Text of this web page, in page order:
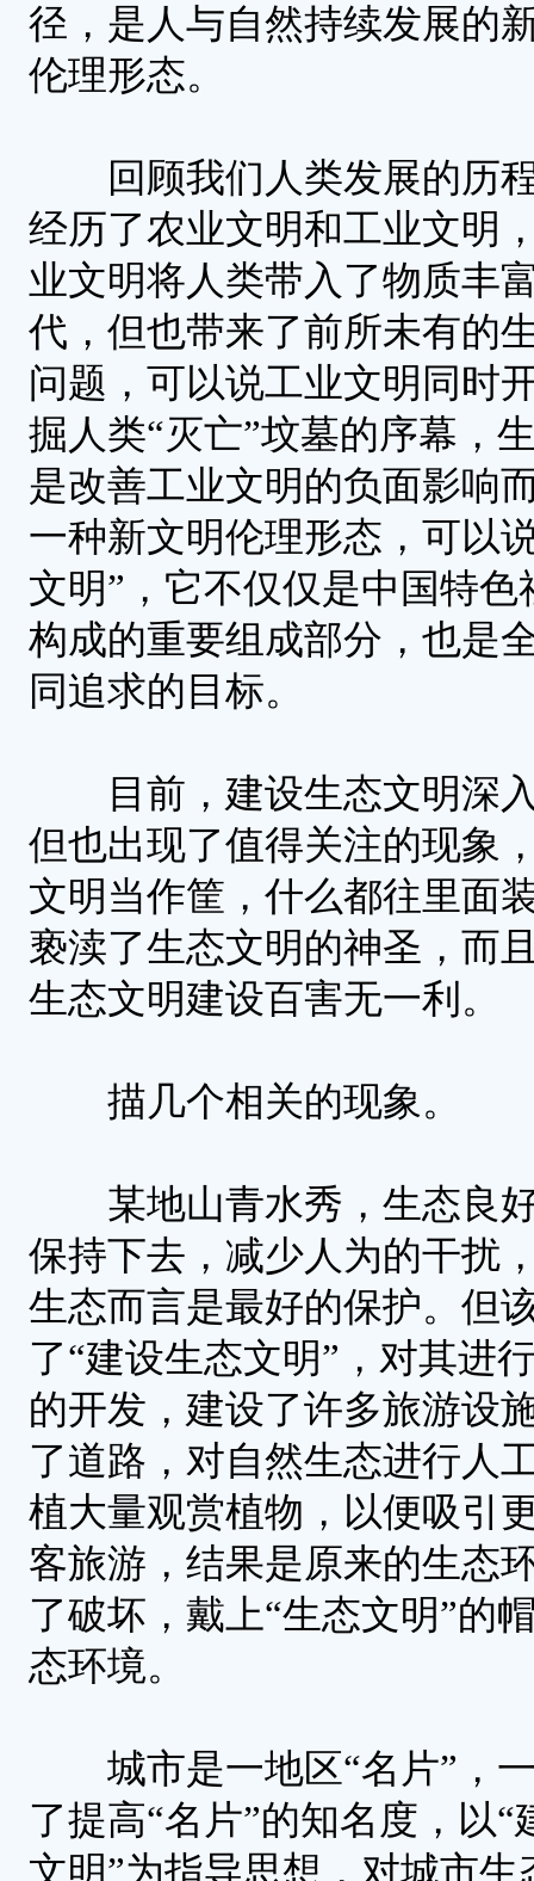
径，是人与自然持续发展的
伦理形态。
回顾我们人类发展的历
经历了农业文明和工业文明
业文明将人类带入了物质丰
代，但也带来了前所未有的
问题，可以说工业文明同时
掘人类“灭亡”坟墓的序幕，
是改善工业文明的负面影响
一种新文明伦理形态，可以
文明”，它不仅仅是中国特色
构成的重要组成部分，也是
同追求的目标。
目前，建设生态文明深
但也出现了值得关注的现象
文明当作筐，什么都往里面
亵渎了生态文明的神圣，而
生态文明建设百害无一利。
描几个相关的现象。
某地山青水秀，生态良
保持下去，减少人为的干扰
生态而言是最好的保护。但
了“建设生态文明”，对其进
的开发，建设了许多旅游设
了道路，对自然生态进行人
植大量观赏植物，以便吸引
客旅游，结果是原来的生态
了破坏，戴上“生态文明”的
态环境。
城市是一地区“名片”，
了提高“名片”的知名度，以“
文明”为指导思想，对城市生